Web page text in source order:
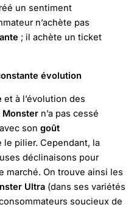
un sentiment
n’achète pas
; il achète un ticket
évolution
et à l’évolution des
Monster n’a pas cessé
son goût
pilier. Cependant, la
déclinaisons pour
marché. On trouve ainsi les
Ultra (dans ses variétés
soucieux de